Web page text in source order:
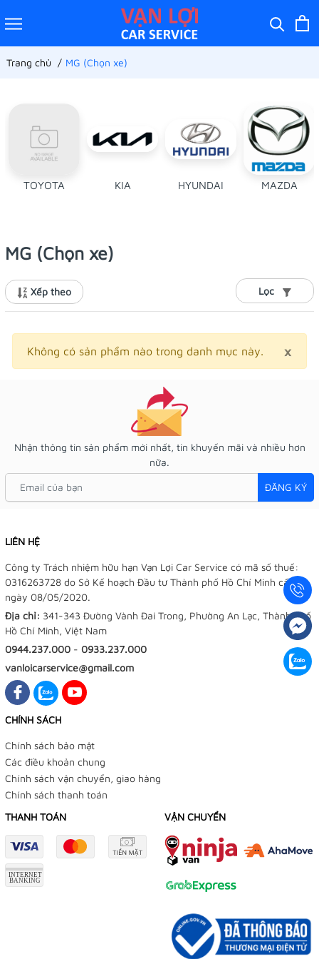
Trang chủ MG (Chọn xe)
TOYOTA KIA HYUNDAI MAZDA
MG (Chọn xe)
Xếp theo Lọc
×
Không có sản phẩm nào trong danh mục này.
Nhận thông tin sản phẩm mới nhất, tin khuyến mãi và nhiều hơn
nữa.
ĐĂNG KÝ
LIÊN HỆ
Công ty Trách nhiệm hữu hạn Vạn Lợi Car Service có mã số thuế:
0316263728 do Sở Kế hoạch Đầu tư Thành phố Hồ Chí Minh cấp
ngày 08/05/2020.
Địa chỉ: 341-343 Đường Vành Đai Trong, Phường An Lạc, Thành phố
Hồ Chí Minh, Việt Nam
0944.237.000 - 0933.237.000
vanloicarservice@gmail.com
CHÍNH SÁCH
Chính sách bảo mật
Các điều khoản chung
Chính sách vận chuyển, giao hàng
Chính sách thanh toán
THANH TOÁN
VẬN CHUYỂN